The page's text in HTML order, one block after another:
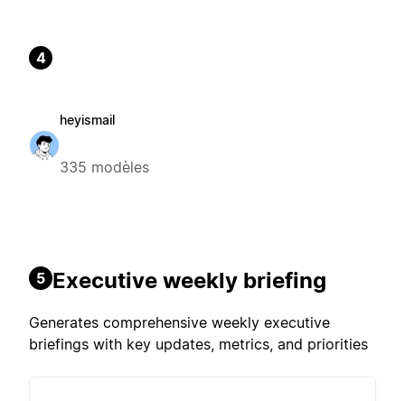
4
heyismail
335 modèles
5 Executive weekly briefing
Generates comprehensive weekly executive
briefings with key updates, metrics, and priorities